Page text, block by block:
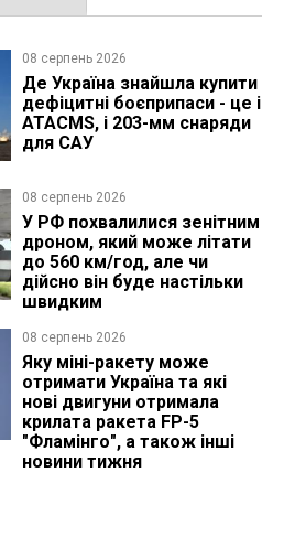
08 серпень 2026
Де Україна знайшла купити
дефіцитні боєприпаси - це і
ATACMS, і 203-мм снаряди
для САУ
08 серпень 2026
У РФ похвалилися зенітним
дроном, який може літати
до 560 км/год, але чи
дійсно він буде настільки
швидким
08 серпень 2026
Яку міні-ракету може
отримати Україна та які
нові двигуни отримала
крилата ракета FP-5
"Фламінго", а також інші
новини тижня